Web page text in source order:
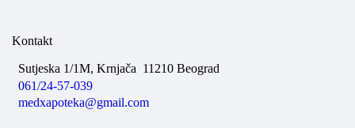
Kontakt
Sutjeska 1/1M, Krnjača 11210 Beograd
061/24-57-039
medxapoteka@gmail.com